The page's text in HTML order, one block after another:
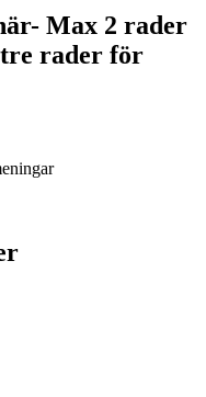
Max 2 rader
rader för